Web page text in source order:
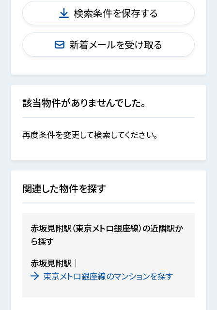
検索条件を保存する
新着メールを受け取る
該当物件がありませんでした。
再度条件を変更して検索してください。
関連した物件を探す
赤坂見附駅（東京メトロ銀座線）の近隣駅か
ら探す
赤坂見附駅
東京メトロ銀座線のマンションを探す